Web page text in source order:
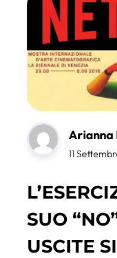
Arianna
11
SUO
USCITE